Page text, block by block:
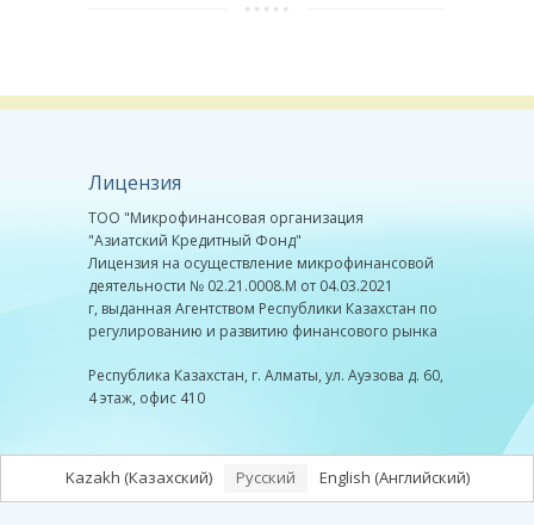
Лицензия
ТОО "Микрофинансовая организация
"Азиатский Кредитный Фонд"
Лицензия на осуществление микрофинансовой
деятельности № 02.21.0008.М от 04.03.2021
г, выданная Агентством Республики Казахстан по
регулированию и развитию финансового рынка
Республика Казахстан, г. Алматы, ул. Ауэзова д. 60,
4 этаж, офис 410
Kazakh (Казахский) Русский English (Английский)